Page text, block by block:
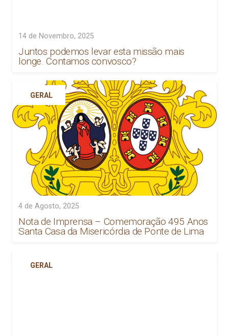
14 de Novembro, 2025
Juntos podemos levar esta missão mais
longe. Contamos convosco?
GERAL
4 de Agosto, 2025
Nota de Imprensa – Comemoração 495 Anos
Santa Casa da Misericórdia de Ponte de Lima
GERAL